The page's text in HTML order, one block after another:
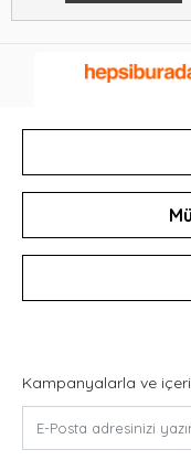
Kampanyalarla ve